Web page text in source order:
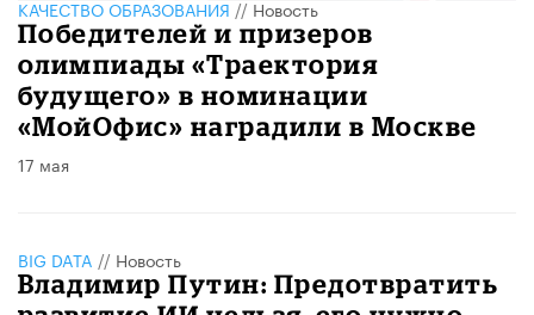
КАЧЕСТВО ОБРАЗОВАНИЯ//Новость
Победителей и призеров
олимпиады «Траектория
будущего» в номинации
«МойОфис» наградили в Москве
17 мая
BIG DATA // Новость
Владимир Путин: Предотвратить